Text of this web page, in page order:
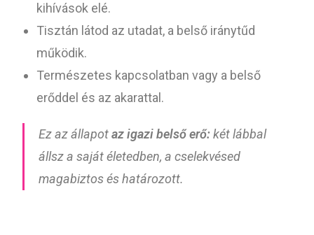
kihívások elé.
Tisztán látod az utadat, a belső iránytűd
működik.
Természetes kapcsolatban vagy a belső
erőddel és az akarattal.
Ez az állapotaz igazi belső erő:két lábbal
állsz a saját életedben, a cselekvésed
magabiztos és határozott.